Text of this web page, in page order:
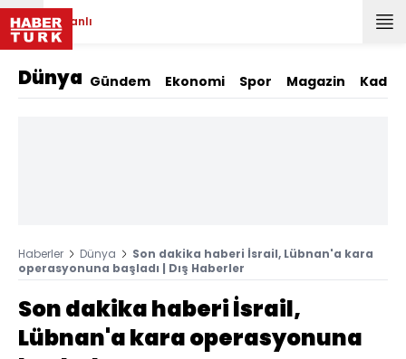
Canlı
Dünya Gündem Ekonomi Spor Magazin Kadın
Haberler Dünya
Son dakika haberi İsrail, Lübnan'a kara
operasyonuna başladı | Dış Haberler
Son dakika haberi İsrail,
Lübnan'a kara operasyonuna